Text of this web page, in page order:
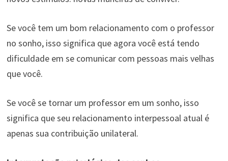
Se você tem um bom relacionamento com o professor
no sonho, isso significa que agora você está tendo
dificuldade em se comunicar com pessoas mais velhas
que você.
Se você se tornar um professor em um sonho, isso
significa que seu relacionamento interpessoal atual é
apenas sua contribuição unilateral.